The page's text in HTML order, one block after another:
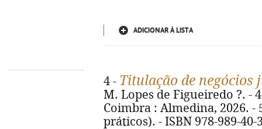
ADICIONAR À LISTA
4 - Titulação de negócios
M. Lopes de Figueiredo ?. -
Coimbra : Almedina, 2026. -
práticos). - ISBN 978-989-40-